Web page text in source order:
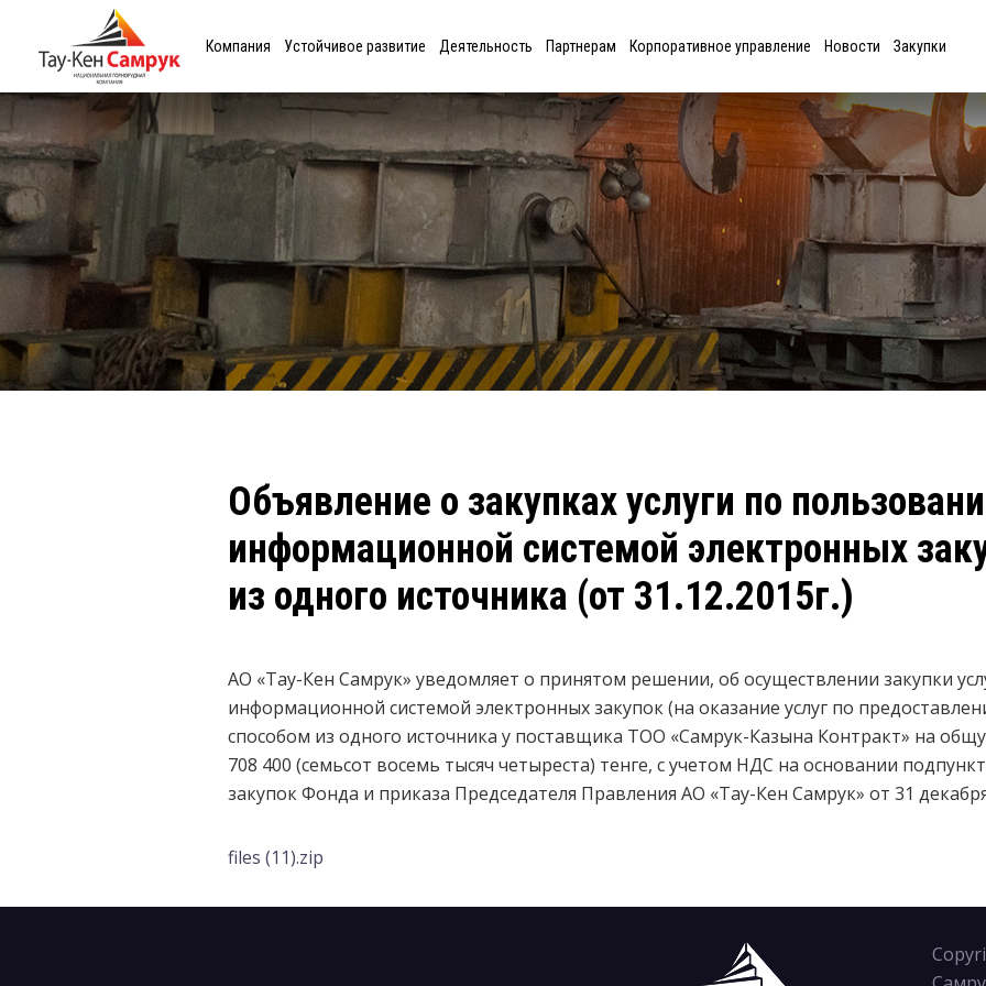
Компания Устойчивое развитие Деятельность Партнерам Корпоративное управление Новости Закупки
Объявление о закупках услуги по
информационной системой электронных
из одного источника (от 31.12.2015г.)
АО «Тау-Кен Самрук» уведомляет о принятом решении, об осуществлении закупки
информационной системой электронных закупок (на оказание услуг по
способом из одного источника у поставщика ТОО «Самрук-Казына Контракт» на
708 400 (семьсот восемь тысяч четыреста) тенге, c учетом НДС на основании
закупок Фонда и приказа Председателя Правления АО «Тау-Кен Самрук» от 31
files (11).zip